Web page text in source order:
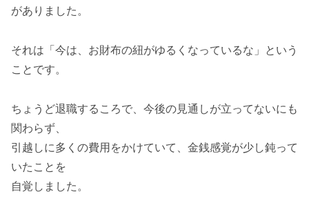
がありました。
それは「今は、お財布の紐がゆるくなっているな」という
ことです。
ちょうど退職するころで、今後の見通しが立ってないにも
関わらず、
引越しに多くの費用をかけていて、金銭感覚が少し鈍って
いたことを
自覚しました。